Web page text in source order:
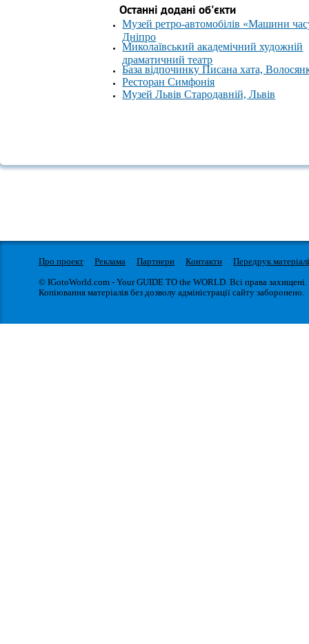
Останні додані об'єкти
Музей ретро-автомобілів «Машини
Дніпро
Миколаївський академічний художній
драматичний театр
База відпочинку Писана хата,
Ресторан Симфонія
Музей Львів Стародавній, Львів
Про проект Реклама Партнери Контакти
Передрук
© IGotoWorld.com - Your GUIDE TO the WORLD. Всі права захищені.
Копіювання матеріалів без дозволу адміністрації сайту заборонено.